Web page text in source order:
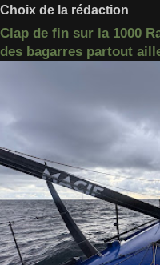
Choix de la rédaction
Clap de fin sur la 1000
des bagarres partout